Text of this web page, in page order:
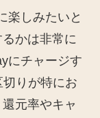
楽しみたいと
かは非常に
にチャージす
りが特にお
元率やキャ